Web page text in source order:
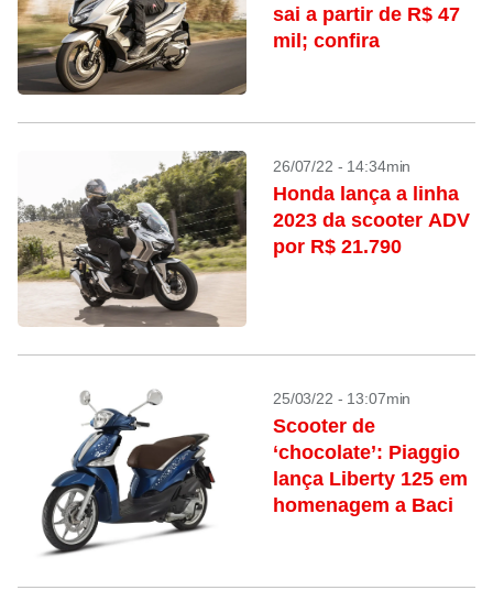
sai a partir de R$ 47
mil; confira
26/07/22 - 14:34min
Honda lança a linha
2023 da scooter ADV
por R$ 21.790
25/03/22 - 13:07min
Scooter de
‘chocolate’: Piaggio
lança Liberty 125 em
homenagem a Baci